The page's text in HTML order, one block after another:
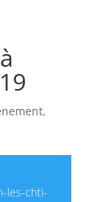
,
les-chti-